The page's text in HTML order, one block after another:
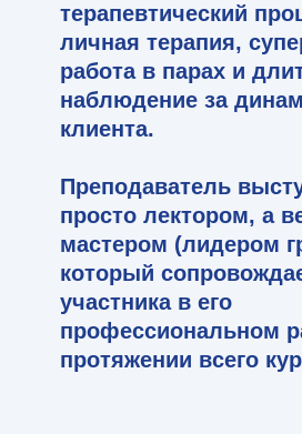
терапевтический
личная терапия,
работа в парах и
наблюдение за
клиента.
Преподаватель
просто лектором, а
мастером (лидером
который
участника в его
профессиональном
протяжении всего